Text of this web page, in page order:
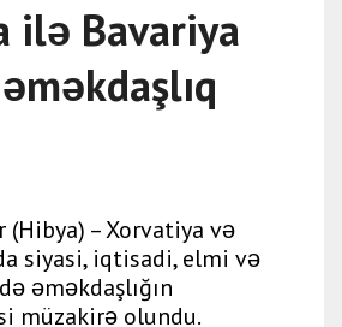
ilə Bavariya
(Hibya) – Xorvatiya və
siyasi, iqtisadi, elmi və
əməkdaşlığın
müzakirə olundu.